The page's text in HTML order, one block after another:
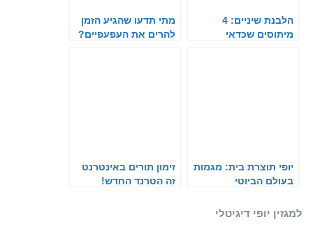
הלבנת שיניים: 4
מיתוסים שכדאי
מתי תדעו שהגיע הזמן
להרים את העפעפיים?
יופי תוצרת בית: מגמות
בעולם הביוטי
זימון תורים באינטרנט
זה הטרנד החדש!
למגזין יופי דיגיטלי